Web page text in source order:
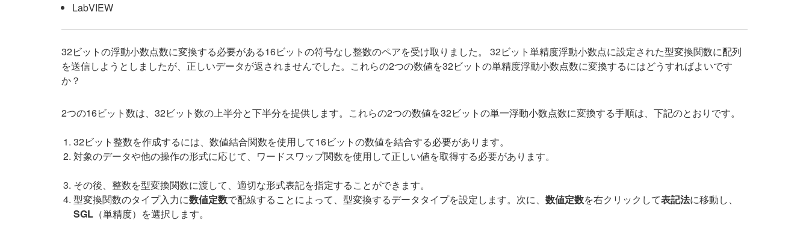
LabVIEW
32ビットの浮動小数点数に変換する必要がある16ビットの符号なし整数のペアを受け取りました。 32ビット単精度浮動小数点に設定された型変換関数に配列
を送信しようとしましたが、正しいデータが返されませんでした。これらの2つの数値を32ビットの単精度浮動小数点数に変換するにはどうすればよいです
か？
2つの16ビット数は、32ビット数の上半分と下半分を提供します。これらの2つの数値を32ビットの単一浮動小数点数に変換する手順は、下記のとおりです。
32ビット整数を作成するには、数値結合関数を使用して16ビットの数値を結合する必要があります。
対象のデータや他の操作の形式に応じて、ワードスワップ関数を使用して正しい値を取得する必要があります。
その後、整数を型変換関数に渡して、適切な形式表記を指定することができます。
型変換関数のタイプ入力に数値定数で配線することによって、型変換するデータタイプを設定します。次に、 数値定数を右クリックして表記法に移動し、
SGL （単精度）を選択します。